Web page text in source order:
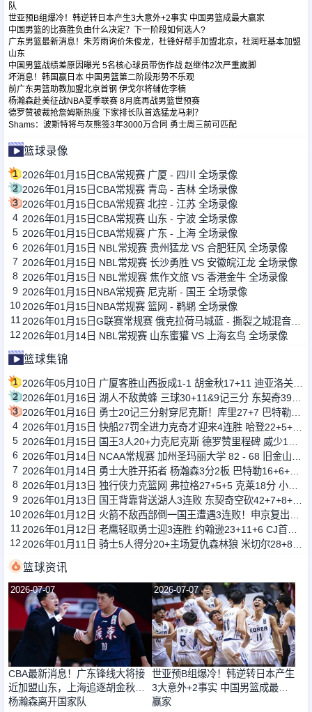
队
世亚预B组爆冷！韩逆转日本产生3大意外+2事实 中国男篮成最大赢家
中国男篮的比赛胜负由什么决定？下一阶段如何选人?
广东男篮最新消息！朱芳雨询价朱俊龙，杜锋好帮手加盟北京，杜润旺基本加盟
山东
中国男篮战绩差原因曝光 5名核心球员带伤作战 赵继伟2次严重崴脚
坏消息！韩国赢日本 中国男篮第二阶段形势不乐观
前广东男篮助教加盟北京首钢 伊戈尔将辅佐李楠
杨瀚森赴美征战NBA夏季联赛 8月底再战男篮世预赛
德罗赞被裁抢詹姆斯热度 下家排长队首选猛龙马刺？
Shams：波斯特将与灰熊签3年3000万合同 勇士周三前可匹配
篮球录像
1 2026年01月15日CBA常规赛 广厦 - 四川 全场录像
2 2026年01月15日CBA常规赛 青岛 - 吉林 全场录像
3 2026年01月15日CBA常规赛 北控 - 江苏 全场录像
4 2026年01月15日CBA常规赛 山东 - 宁波 全场录像
5 2026年01月15日CBA常规赛 广东 - 上海 全场录像
6 2026年01月15日 NBL常规赛 贵州猛龙 VS 合肥狂风 全场录像
7 2026年01月15日 NBL常规赛 长沙勇胜 VS 安徽皖江龙 全场录像
8 2026年01月15日 NBL常规赛 焦作文旅 VS 香港金牛 全场录像
9 2026年01月15日NBA常规赛 尼克斯 - 国王 全场录像
102026年01月15日NBA常规赛 篮网 - 鹈鹕 全场录像
11
12 2026年01月14日 NBL常规赛 山东蜜獾 VS 上海玄鸟 全场录像
篮球集锦
1
2
3
4
5
6
7
8
9
10
11
12
篮球资讯
2026-07-07
CBA最新消息！广东锋线大将接
近加盟山东，上海追逐胡金秋，
杨瀚森离开国家队
2026-07-07
世亚预B组爆冷！韩逆转日本产生
3大意外+2事实 中国男篮成最大
赢家